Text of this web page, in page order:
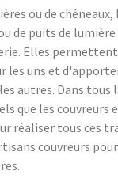
ou de
de puits de
Elles
les uns et
autres. Dans tous
que les couvreurs
réaliser tous ces
couvreurs